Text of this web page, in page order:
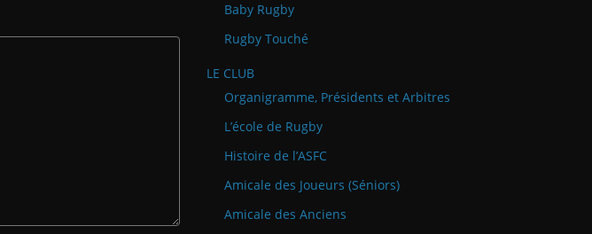
Baby Rugby
Rugby Touché
LE CLUB
Organigramme, Présidents et Arbitres
L’école de Rugby
Histoire de l’ASFC
Amicale des Joueurs (Séniors)
Amicale des Anciens